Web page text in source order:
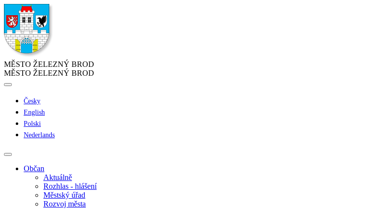
MĚSTO ŽELEZNÝ BROD
MĚSTO ŽELEZNÝ BROD
Česky
English
Polski
Nederlands
Občan
Aktuálně
Rozhlas - hlášení
Městský úřad
Rozvoj města